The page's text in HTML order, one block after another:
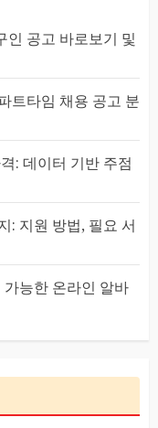
인 공고 바로보기 및
트타임 채용 공고 분
: 데이터 기반 주점
: 지원 방법, 필요 서
능한 온라인 알바